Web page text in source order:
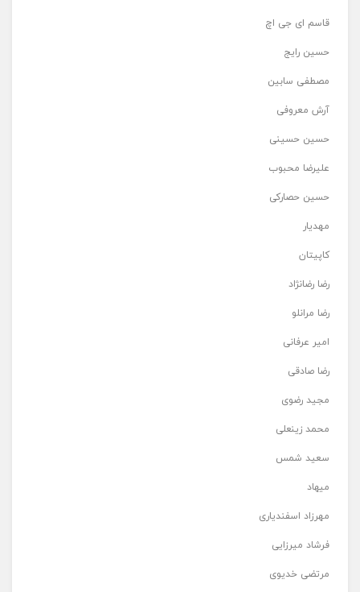
قاسم ای جی اچ
حسین رایج
مصطفی سابین
آرش معروفی
حسین حسینی
علیرضا محبوب
حسین حصارکی
مهدیار
کاپیتان
رضا رضانژاد
رضا مرانلو
امیر عرفانی
رضا صادقی
مجید رضوی
محمد زینعلی
سعید شمس
میهاد
مهرزاد اسفندیاری
فرشاد میرزایی
مرتضی خدیوی